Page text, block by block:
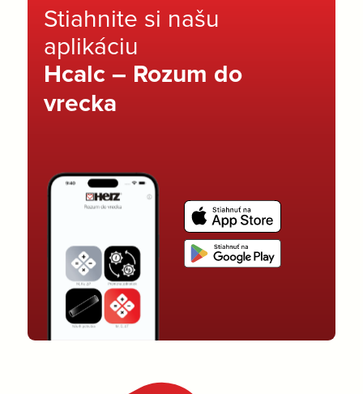
Stiahnite si našu
aplikáciu
Hcalc – Rozum do
vrecka